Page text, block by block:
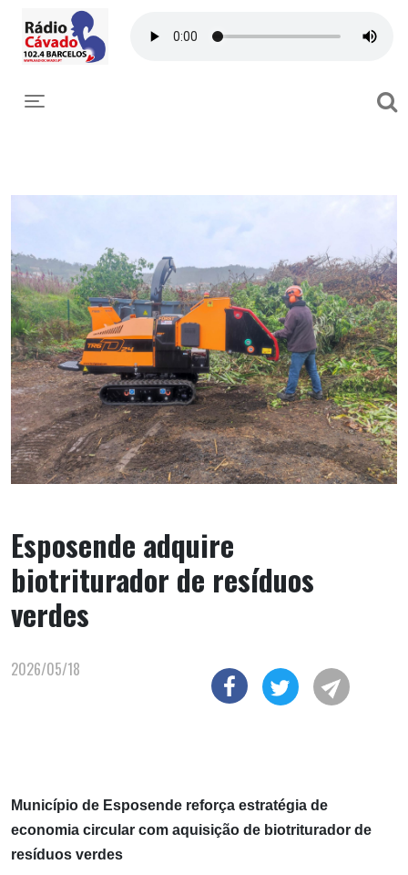
Toggle navigation
Esposende adquire
biotriturador de resíduos
verdes
2026/05/18
Município de Esposende reforça estratégia de
economia circular com aquisição de biotriturador de
resíduos verdes